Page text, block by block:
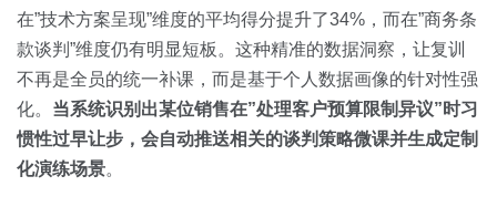
在”技术方案呈现”维度的平均得分提升了34%，而在”商务条
款谈判”维度仍有明显短板。这种精准的数据洞察，让复训
不再是全员的统一补课，而是基于个人数据画像的针对性强
化。 当系统识别出某位销售在”处理客户预算限制异议”时习
惯性过早让步，会自动推送相关的谈判策略微课并生成定制
化演练场景。